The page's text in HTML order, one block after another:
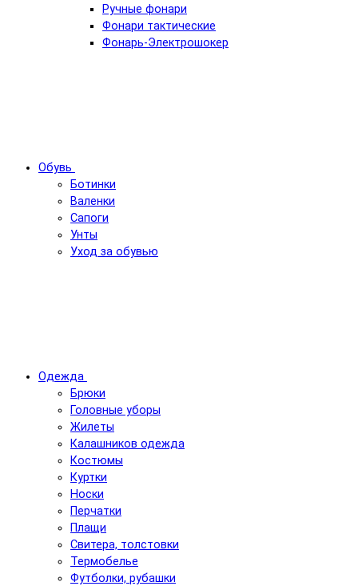
Ручные фонари
Фонари тактические
Фонарь-Электрошокер
Обувь
Ботинки
Валенки
Сапоги
Унты
Уход за обувью
Одежда
Брюки
Головные уборы
Жилеты
Калашников одежда
Костюмы
Куртки
Носки
Перчатки
Плащи
Свитера, толстовки
Термобелье
Футболки, рубашки